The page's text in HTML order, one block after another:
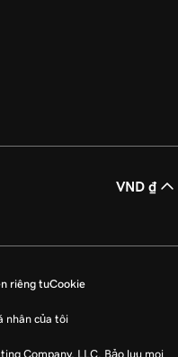
VND ₫
riêng tưCookie
nhân của tôi
Company, LLC. Bảo lưu mọi